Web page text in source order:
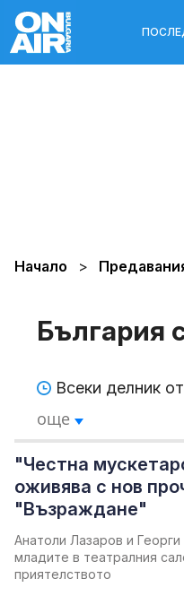
Начало
България
Всеки делник
още
"Честна
оживява с нов
"Възраждане"
Анатоли Лазаров и
младите в театралния
приятелството